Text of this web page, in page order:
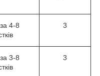
4-8
3
3-8
3